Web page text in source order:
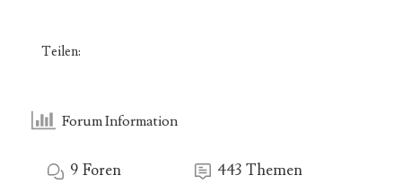
Teilen:
Forum Information
9 Foren 443 Themen